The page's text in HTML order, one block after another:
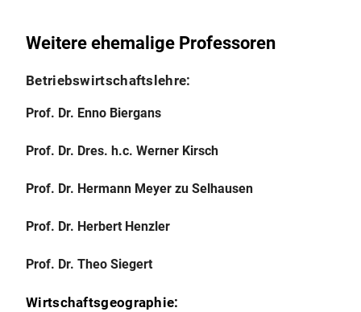
Weitere ehemalige Professoren
Betriebswirtschaftslehre:
Prof. Dr. Enno Biergans
Prof. Dr. Dres. h.c. Werner Kirsch
Prof. Dr. Hermann Meyer zu Selhausen
Prof. Dr. Herbert Henzler
Prof. Dr. Theo Siegert
Wirtschaftsgeographie: